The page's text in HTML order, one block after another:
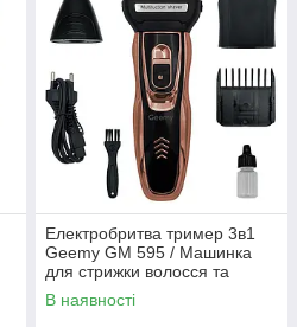
Електробритва тример 3в1
Geemy GM 595 / Машинка
для стрижки волосся та
бороди / Акумуляторний
тример для носа
В наявності